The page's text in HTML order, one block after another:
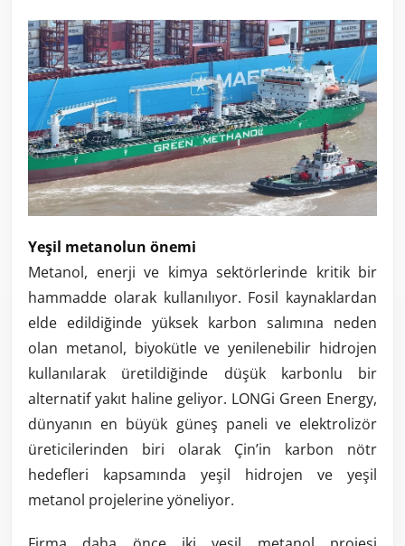
Yeşil metanolun önemi
Metanol, enerji ve kimya sektörlerinde kritik bir
hammadde olarak kullanılıyor. Fosil kaynaklardan
elde edildiğinde yüksek karbon salımına neden
olan metanol, biyokütle ve yenilenebilir hidrojen
kullanılarak üretildiğinde düşük karbonlu bir
alternatif yakıt haline geliyor. LONGi Green Energy,
dünyanın en büyük güneş paneli ve elektrolizör
üreticilerinden biri olarak Çin’in karbon nötr
hedefleri kapsamında yeşil hidrojen ve yeşil
metanol projelerine yöneliyor.